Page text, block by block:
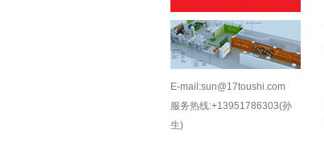
E-mail:sun@17toushi.com
服务热线:+13951786303(孙
生)